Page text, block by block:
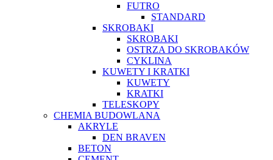
FUTRO
STANDARD
SKROBAKI
SKROBAKI
OSTRZA DO SKROBAKÓW
CYKLINA
KUWETY I KRATKI
KUWETY
KRATKI
TELESKOPY
CHEMIA BUDOWLANA
AKRYLE
DEN BRAVEN
BETON